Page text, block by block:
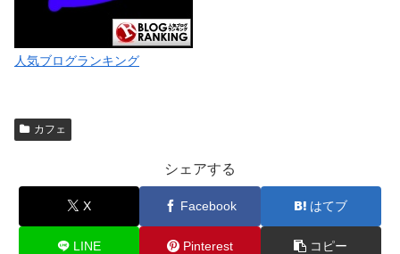
人気ブログランキング
カフェ
シェアする
X Facebook はてブ
LINE Pinterest コピー